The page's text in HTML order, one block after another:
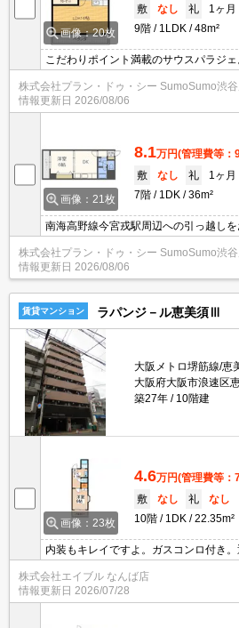
画像：20枚
敷 なし 礼
1ヶ月
9階
1LDK 48m²
こだわりポイント満載のサウスパラジ
クロゼット・シューズボックスなどが
類や日用品の収納に重宝します。
株式会社プラン・ドゥ・シー SumoSumo渋谷
情報更新日 2026/08/06
画像：21枚
8.1万円(管理費等：
敷
なし 礼
1ヶ月
7階
1DK 36m²
南海高野線今宮戎駅周辺への引っ越しを
のタイミングでゴミを捨てられて、家
ミ出しできる物件になっています。
株式会社プラン・ドゥ・シー SumoSumo渋谷
情報更新日 2026/08/06
賃貸マンション ラパンジ－ル恵美須Ⅲ
大阪メトロ堺筋線/恵
大阪府大阪市浪速区
築27年
10階建
画像：23枚
4.6万円(管理費等：
敷
なし 礼
なし
10階
1DK 22.35m²
内装もキレイですよ。ガスコンロ付き
株式会社エイブル なんば店
情報更新日 2026/07/28